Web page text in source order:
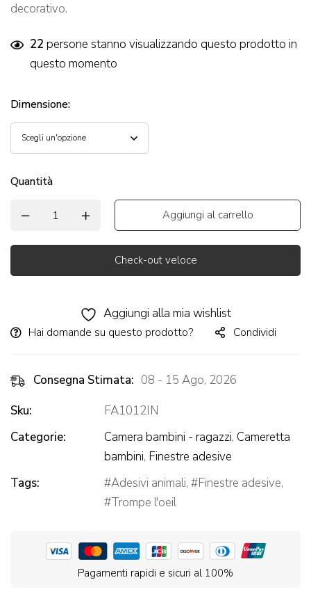
decorativo.
22 persone stanno visualizzando questo prodotto in
questo momento
Dimensione:
Quantità
Aggiungi al carrello
Check-out veloce
Aggiungi alla mia wishlist
Hai domande su questo prodotto? Condividi
Consegna Stimata: 08 - 15 Ago, 2026
Sku:
FA1012IN
Categorie:
Camera bambini - ragazzi, Cameretta
bambini, Finestre adesive
Tags:
Adesivi animali, Finestre adesive,
Trompe l'oeil
Pagamenti rapidi e sicuri al 100%